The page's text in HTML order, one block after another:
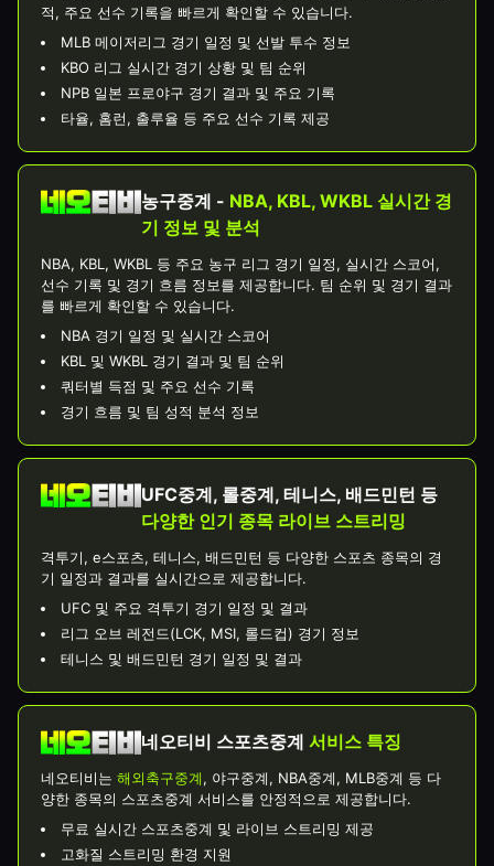
적, 주요 선수 기록을 빠르게 확인할 수 있습니다.
MLB 메이저리그 경기 일정 및 선발 투수 정보
KBO 리그 실시간 경기 상황 및 팀 순위
NPB 일본 프로야구 경기 결과 및 주요 기록
타율, 홈런, 출루율 등 주요 선수 기록 제공
농구중계 - NBA, KBL, WKBL 실시간 경
기 정보 및 분석
NBA, KBL, WKBL 등 주요 농구 리그 경기 일정, 실시간 스코어,
선수 기록 및 경기 흐름 정보를 제공합니다. 팀 순위 및 경기 결과
를 빠르게 확인할 수 있습니다.
NBA 경기 일정 및 실시간 스코어
KBL 및 WKBL 경기 결과 및 팀 순위
쿼터별 득점 및 주요 선수 기록
경기 흐름 및 팀 성적 분석 정보
UFC중계, 롤중계, 테니스, 배드민턴 등
다양한 인기 종목 라이브 스트리밍
격투기, e스포츠, 테니스, 배드민턴 등 다양한 스포츠 종목의 경
기 일정과 결과를 실시간으로 제공합니다.
UFC 및 주요 격투기 경기 일정 및 결과
리그 오브 레전드(LCK, MSI, 롤드컵) 경기 정보
테니스 및 배드민턴 경기 일정 및 결과
네오티비 스포츠중계 서비스 특징
네오티비는 해외축구중계, 야구중계, NBA중계, MLB중계 등 다
양한 종목의 스포츠중계 서비스를 안정적으로 제공합니다.
무료 실시간 스포츠중계 및 라이브 스트리밍 제공
고화질 스트리밍 환경 지원